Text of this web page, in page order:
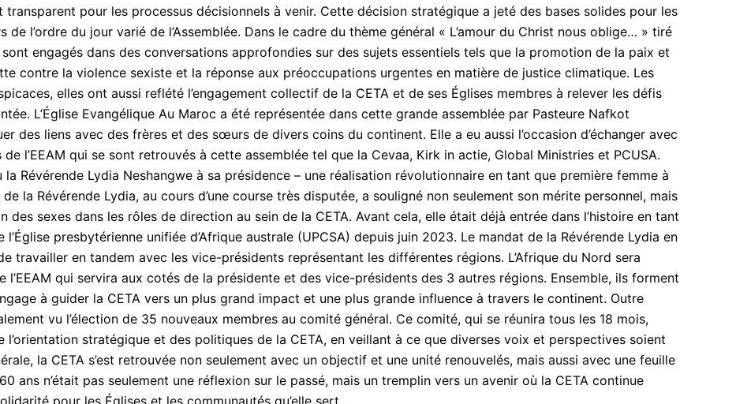
pour les processus décisionnels à venir. Cette décision stratégique a jeté des bases solides pour les
l’ordre du jour varié de l’Assemblée. Dans le cadre du thème général « L’amour du Christ nous oblige… » tiré
engagés dans des conversations approfondies sur des sujets essentiels tels que la promotion de la paix et
contre la violence sexiste et la réponse aux préoccupations urgentes en matière de justice climatique. Les
elles ont aussi reflété l’engagement collectif de la CETA et de ses Églises membres à relever les défis
L’Église Evangélique Au Maroc a été représentée dans cette grande assemblée par Pasteure Nafkot
des liens avec des frères et des sœurs de divers coins du continent. Elle a eu aussi l’occasion d’échanger avec
l’EEAM qui se sont retrouvés à cette assemblée tel que la Cevaa, Kirk in actie, Global Ministries et PCUSA.
Révérende Lydia Neshangwe à sa présidence – une réalisation révolutionnaire en tant que première femme à
la Révérende Lydia, au cours d’une course très disputée, a souligné non seulement son mérite personnel, mais
des sexes dans les rôles de direction au sein de la CETA. Avant cela, elle était déjà entrée dans l’histoire en tant
presbytérienne unifiée d’Afrique australe (UPCSA) depuis juin 2023. Le mandat de la Révérende Lydia en
travailler en tandem avec les vice-présidents représentant les différentes régions. L’Afrique du Nord sera
l’EEAM qui servira aux cotés de la présidente et des vice-présidents des 3 autres régions. Ensemble, ils forment
à guider la CETA vers un plus grand impact et une plus grande influence à travers le continent. Outre
vu l’élection de 35 nouveaux membres au comité général. Ce comité, qui se réunira tous les 18 mois,
l’orientation stratégique et des politiques de la CETA, en veillant à ce que diverses voix et perspectives soient
la CETA s’est retrouvée non seulement avec un objectif et une unité renouvelés, mais aussi avec une feuille
ans n’était pas seulement une réflexion sur le passé, mais un tremplin vers un avenir où la CETA continue